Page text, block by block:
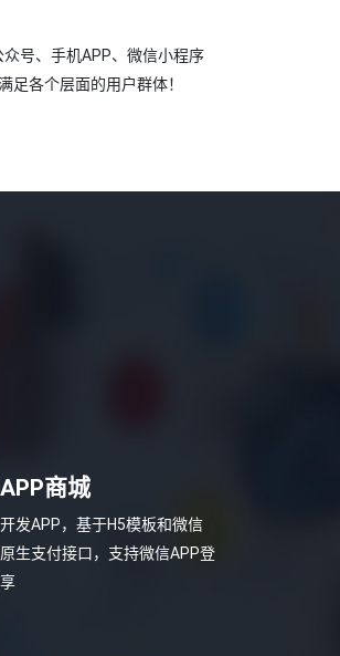
号、手机APP、微信小程序
足各个层面的用户群体！
商城
发APP，基于H5模板和微信
生支付接口，支持微信APP登